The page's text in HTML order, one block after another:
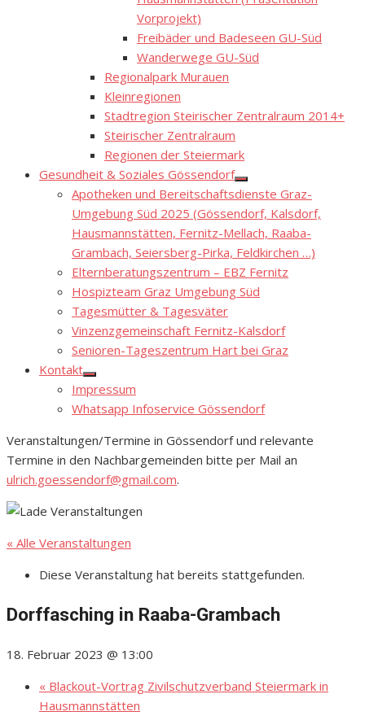
Vorprojekt)
Freibäder und Badeseen GU-Süd
Wanderwege GU-Süd
Regionalpark Murauen
Kleinregionen
Stadtregion Steirischer Zentralraum 2014+
Steirischer Zentralraum
Regionen der Steiermark
Gesundheit & Soziales Gössendorf
Show
sub
menu
Apotheken und Bereitschaftsdienste Graz-
Umgebung Süd 2025 (Gössendorf, Kalsdorf,
Hausmannstätten, Fernitz-Mellach, Raaba-
Grambach, Seiersberg-Pirka, Feldkirchen …)
Elternberatungszentrum – EBZ Fernitz
Hospizteam Graz Umgebung Süd
Tagesmütter & Tagesväter
Vinzenzgemeinschaft Fernitz-Kalsdorf
Senioren-Tageszentrum Hart bei Graz
Kontakt
Show
sub
menu
Impressum
Whatsapp Infoservice Gössendorf
Veranstaltungen/Termine in Gössendorf und relevante
Termine in den Nachbargemeinden bitte per Mail an
ulrich.goessendorf@gmail.com.
« Alle Veranstaltungen
Diese Veranstaltung hat bereits stattgefunden.
Dorffasching in Raaba-Grambach
18. Februar 2023 @ 13:00
« Blackout-Vortrag Zivilschutzverband Steiermark in
Hausmannstätten